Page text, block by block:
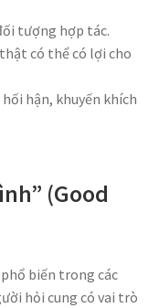
tượng hợp tác.
có thể có lợi cho
hận, khuyến khích
(Good
biến trong các
hỏi cung có vai trò